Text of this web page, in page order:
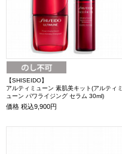
【SHISEIDO】
アルティミューン 素肌美キット(アルティミ
ューン パワライジング セラム 30ml)
価格 税込9,900円